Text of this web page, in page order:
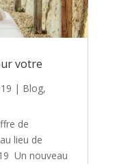
votre
| Blog,
de
lieu de
Un nouveau